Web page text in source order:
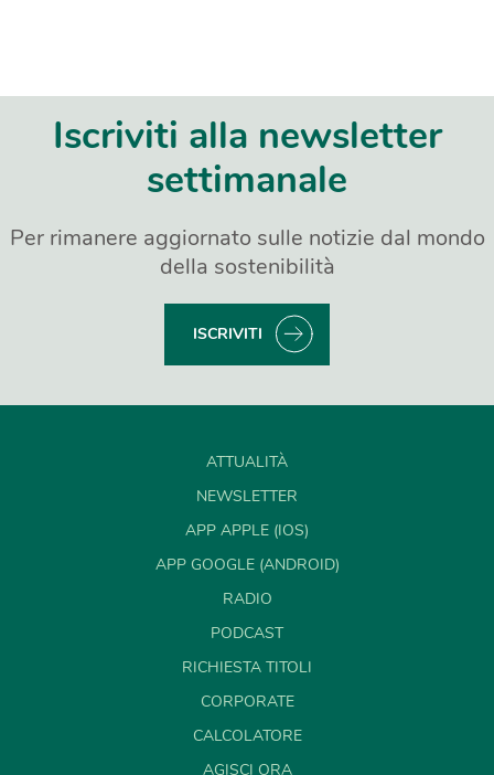
Iscriviti alla newsletter
settimanale
Per rimanere aggiornato sulle notizie dal mondo
della sostenibilità
ISCRIVITI
ATTUALITÀ
NEWSLETTER
APP APPLE (IOS)
APP GOOGLE (ANDROID)
RADIO
PODCAST
RICHIESTA TITOLI
CORPORATE
CALCOLATORE
AGISCI ORA